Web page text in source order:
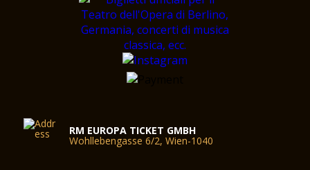
: Unter den Linden 7; 10117 Berlino
METROPOLITANA
S+U Friedrichstraße (S1, S2, S5, S7, S25, S75)
Stadtmitte (U2, U6)
Unter den Linden (U5, U6)
RM EUROPA TICKET GMBH
Wohllebengasse 6/2, Wien-1040